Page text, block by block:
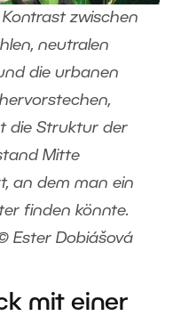
zwischen
neutralen
die urbanen
die Struktur der
Mitte
an dem man ein
finden könnte.
Ester Dobiášová
mit einer